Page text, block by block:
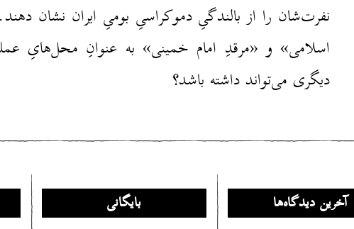
نفرت‌شان را از بالندگیِ دموکراسیِ بومیِ ایران نشان
اسلامی» و «مرقدِ امام خمینی» به عنوانِ محل‌هایِ
دیگری می‌تواند داشته باشد؟
بایگانی آخرین دیدگاه‌ها